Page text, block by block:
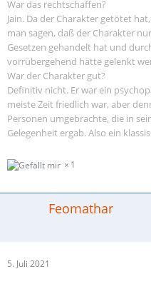
War das rechtschaffen?
Jain. Da der Charakter getötet
man sagen, daß der Charakter
Gesetzen gehandelt hat und
vorrübergehend hätte gelenkt
War der Charakter gut?
Definitiv nicht. Er war ein
meiste Zeit friedlich war, aber
Personen umgebrachte, die in
Gelegenheit ergab. Also ein
1
Feomathar
5. Juli 2021